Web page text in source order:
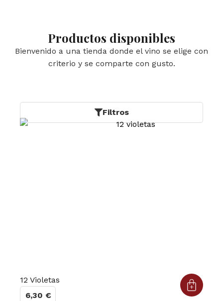
Productos disponibles
Bienvenido a una tienda donde el vino se elige con
criterio y se comparte con gusto.
Filtros
12 Violetas
6,30€